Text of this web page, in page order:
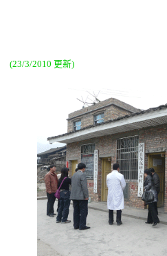
(23/3/2010 更新)